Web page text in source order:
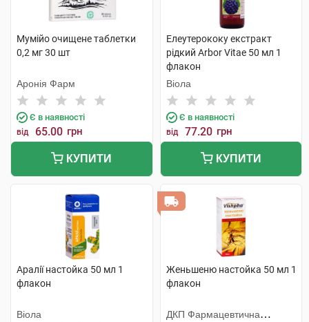
Мумійо очищене таблетки
0,2 мг 30 шт
Аронія Фарм
Є в наявності
від 65.00 грн
КУПИТИ
Елеутерококу екстракт
рідкий Arbor Vitae 50 мл 1
флакон
Віола
Є в наявності
від 77.20 грн
КУПИТИ
Аралії настойка 50 мл 1
флакон
Віола
Женьшеню настойка 50 мл 1
флакон
ДКП Фармацевтична